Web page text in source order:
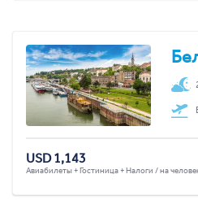
USD 1,143
Авиабилеты + Гостиница + Налоги / на